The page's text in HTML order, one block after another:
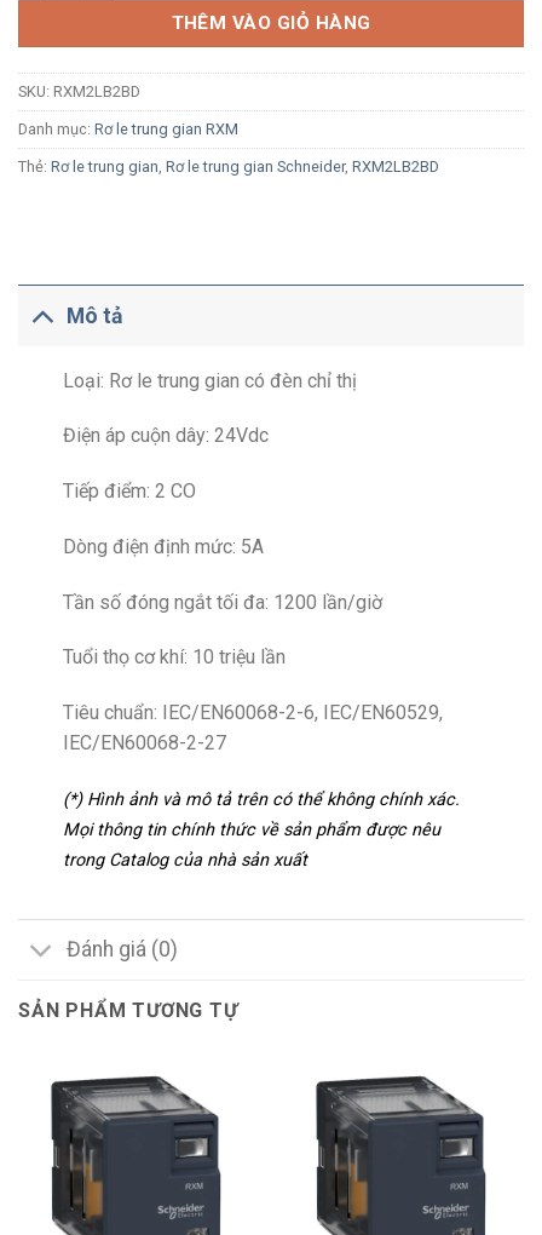
THÊM VÀO GIỎ HÀNG
SKU: RXM2LB2BD
Danh mục: Rơ le trung gian RXM
Thẻ: Rơ le trung gian Rơ le trung gian Schneider, RXM2LB2BD
Mô tả
Loại: Rơ le trung gian có đèn chỉ thị
Điện áp cuộn dây: 24Vdc
Tiếp điểm: 2 CO
Dòng điện định mức: 5A
Tần số đóng ngắt tối đa: 1200 lần/giờ
Tuổi thọ cơ khí: 10 triệu lần
Tiêu chuẩn: IEC/EN60068-2-6, IEC/EN60529,
IEC/EN60068-2-27
(*) Hình ảnh và mô tả trên có thể không chính xác.
Mọi thông tin chính thức về sản phẩm được nêu
trong Catalog của nhà sản xuất
Đánh giá (0)
SẢN PHẨM TƯƠNG TỰ